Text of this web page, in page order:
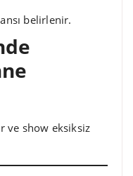
belirlenir.
ve show eksiksiz